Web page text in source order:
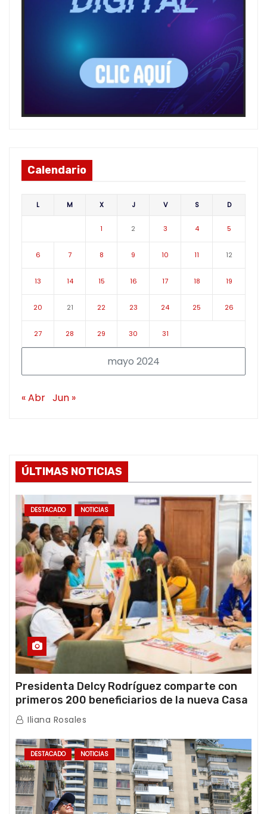
Calendario
mayo 2024
L M X J V S D
1 2 3 4 5
6 7 8 9 10 11 12
13 14 15 16 17 18 19
20 21 22 23 24 25 26
27 28 29 30 31
« Abr Jun »
ÚLTIMAS NOTICIAS
DESTACADO NOTICIAS
Presidenta Delcy Rodríguez comparte con
primeros 200 beneficiarios de la nueva Casa
de los Abuelos “La Primavera” en Caracas
Iliana Rosales
DESTACADO NOTICIAS